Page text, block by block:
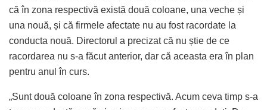
că în zona respectivă există două coloane, una veche și
una nouă, și că firmele afectate nu au fost racordate la
conducta nouă. Directorul a precizat că nu știe de ce
racordarea nu s-a făcut anterior, dar că aceasta era în plan
pentru anul în curs.
„Sunt două coloane în zona respectivă. Acum ceva timp s-a